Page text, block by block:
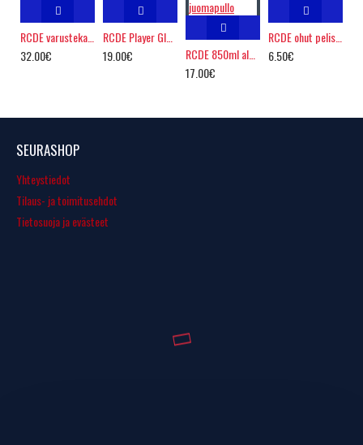
32.00€
RCDE Player Glove
19.00€
RCDE 850ml alumiini juomapullo
17.00€
RCDE ohut pelisukka
6.50€
SEURASHOP
Yhteystiedot
Tilaus- ja toimitusehdot
Tietosuoja ja evästeet